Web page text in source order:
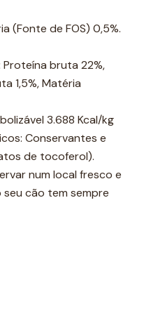
(Fonte de FOS) 0,5%.
Proteína bruta 22%,
1,5%, Matéria
3.688 Kcal/kg
Conservantes e
de tocoferol).
num local fresco e
cão tem sempre